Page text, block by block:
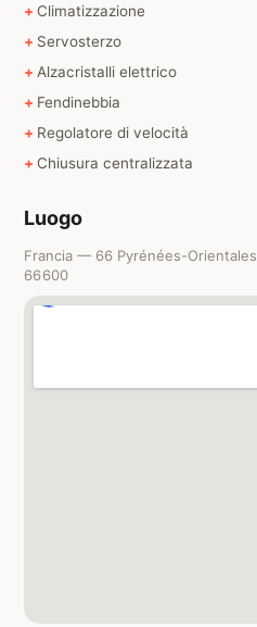
Climatizzazione
Servosterzo
Alzacristalli elettrico
Fendinebbia
Regolatore di velocità
Chiusura centralizzata
Luogo
Francia — 66 Pyrénées-Orientales
66600